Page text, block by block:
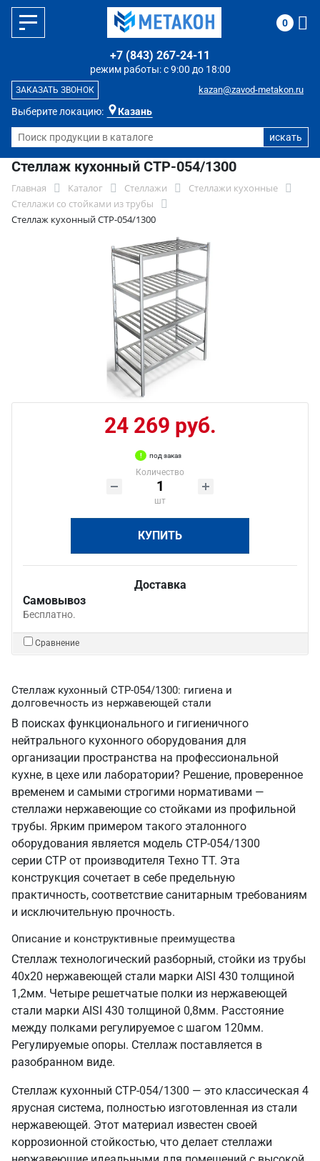
Выберите локацию: Казань
режим работы: с 9:00 до 18:00
+7 (843) 267-24-11
kazan@zavod-metakon.ru
ЗАКАЗАТЬ ЗВОНОК
0
Стеллаж кухонный СТР-054/1300
Главная Каталог Стеллажи
Стеллажи кухонные
Стеллажи со стойками из трубы
Стеллаж кухонный СТР-054/1300
24 269 руб.
под заказ
Количество
шт
КУПИТЬ
Доставка
Самовывоз
Бесплатно.
Сравнение
Стеллаж кухонный СТР-054/1300: гигиена и
долговечность из нержавеющей стали
В поисках функционального и гигиеничного
нейтрального кухонного оборудования для
организации пространства на профессиональной
кухне, в цехе или лаборатории? Решение, проверенное
временем и самыми строгими нормативами —
стеллажи нержавеющие со стойками из профильной
трубы. Ярким примером такого эталонного
оборудования является модель СТР-054/1300
серии СТР от производителя Техно ТТ. Эта
конструкция сочетает в себе предельную
практичность, соответствие санитарным требованиям
и исключительную прочность.
Описание и конструктивные преимущества
Стеллаж технологический разборный, стойки из трубы
40х20 нержавеющей стали марки AISI 430 толщиной
1,2мм. Четыре решетчатые полки из нержавеющей
стали марки AISI 430 толщиной 0,8мм. Расстояние
между полками регулируемое с шагом 120мм.
Регулируемые опоры. Стеллаж поставляется в
разобранном виде.
Стеллаж кухонный СТР-054/1300 — это классическая 4
ярусная система, полностью изготовленная из стали
нержавеющей. Этот материал известен своей
коррозионной стойкостью, что делает стеллажи